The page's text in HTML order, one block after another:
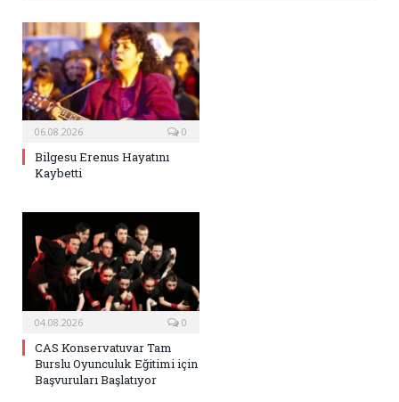
06.08.2026 0
Bilgesu Erenus Hayatını
Kaybetti
04.08.2026 0
CAS Konservatuvar Tam
Burslu Oyunculuk Eğitimi için
Başvuruları Başlatıyor